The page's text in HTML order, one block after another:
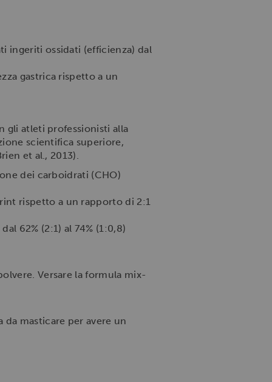
ingeriti ossidati (efficienza) dal
gastrica rispetto a un
gli atleti professionisti alla
scientifica superiore,
et al., 2013).
dei carboidrati (CHO)
rispetto a un rapporto di 2:1
62% (2:1) al 74% (1:0,8)
Versare la formula mix-
masticare per avere un